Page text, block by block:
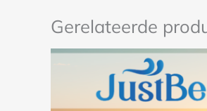
Gerelateerde